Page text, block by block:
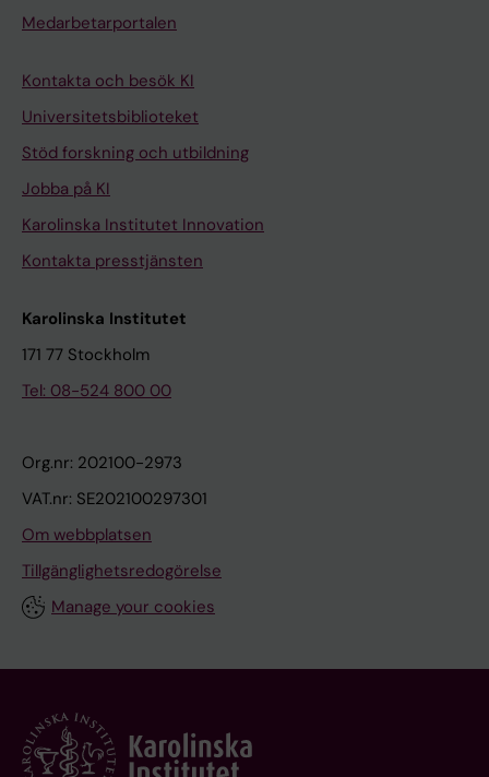
Medarbetarportalen
Kontakta och besök KI
Universitetsbiblioteket
Stöd forskning och utbildning
Jobba på KI
Karolinska Institutet Innovation
Kontakta presstjänsten
Karolinska Institutet
171 77 Stockholm
Tel: 08-524 800 00
Org.nr: 202100-2973
VAT.nr: SE202100297301
Om webbplatsen
Tillgänglighetsredogörelse
Manage your cookies